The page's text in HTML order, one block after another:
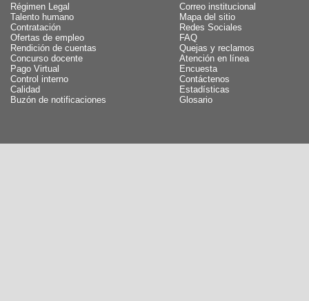
Régimen Legal
Talento humano
Contratación
Ofertas de empleo
Rendición de cuentas
Concurso docente
Pago Virtual
Control interno
Calidad
Buzón de notificaciones
Correo institucional
Mapa del sitio
Redes Sociales
FAQ
Quejas y reclamos
Atención en línea
Encuesta
Contáctenos
Estadísticas
Glosario